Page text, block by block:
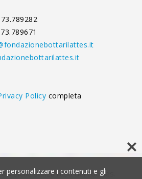
Policy completa
visibile senza l'uso dei cookies.
personalizzare i contenuti e gli